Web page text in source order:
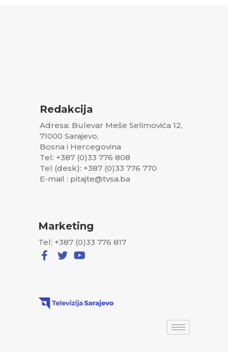
Redakcija
Adresa: Bulevar Meše Selimovića 12,
71000 Sarajevo,
Bosna i Hercegovina
Tel: +387 (0)33 776 808
Tel (desk): +387 (0)33 776 770
E-mail : pitajte@tvsa.ba
Marketing
Tel: +387 (0)33 776 817